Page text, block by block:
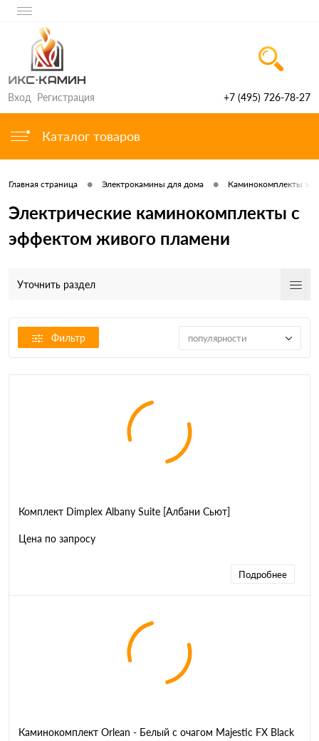
Вход Регистрация +7 (495) 726-78-27
Каталог товаров
Главная страница • Электрокамины для дома • Каминокомплекты
Электрические каминокомплекты с
эффектом живого пламени
Уточнить раздел
Фильтр популярности
Комплект Dimplex Albany Suite [Албани Сьют]
Цена по запросу
Подробнее
Каминокомплект Orlean - Белый с очагом Majestic FX Black